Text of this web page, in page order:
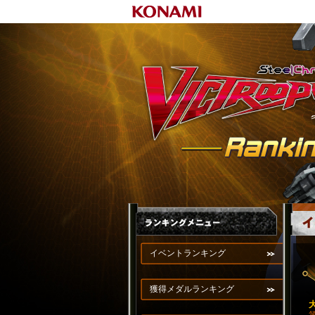
イベントランキング
獲得メダルランキング